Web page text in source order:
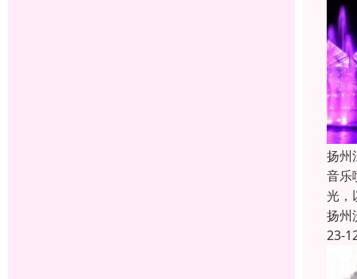
扬州
音乐
光，
扬州
23-